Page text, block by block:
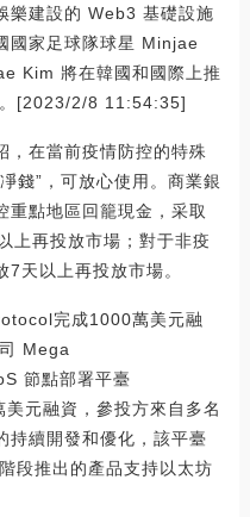
樂建設的 Web3 基礎設施
國家足球隊球星 Minjae
Kim 將在韓國和國際上推
[2023/2/8 11:54:35]
，在當前疫情防控的特殊
錢”，可放心使用。商業銀
重點地區回籠現金，采取
上再投放市場；對于非疫
天以上再投放市場。
完成1000萬美元融
Mega
節點部署平臺
元融資，參投方來自多名
持續開發和優化，該平臺
段推出的產品支持以太坊